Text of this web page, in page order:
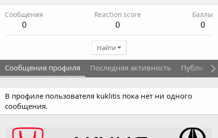
Сообщения
0
Reaction score
0
Баллы
0
Найти
Сообщения профиля Последняя активность
В профиле пользователя kuklitis пока нет ни одного
сообщения.